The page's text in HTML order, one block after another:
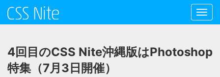
4回目のCSS Nite沖縄版はPhotoshop
特集（7月3日開催）